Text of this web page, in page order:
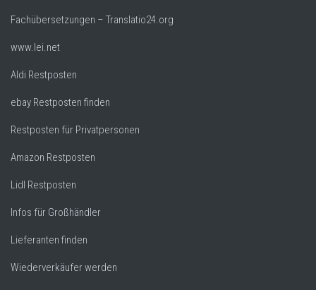
Fachübersetzungen – Translatio24.org
www.lei.net
Aldi Restposten
ebay Restposten finden
Restposten für Privatpersonen
Amazon Restposten
Lidl Restposten
Infos für Großhändler
Lieferanten finden
Wiederverkäufer werden